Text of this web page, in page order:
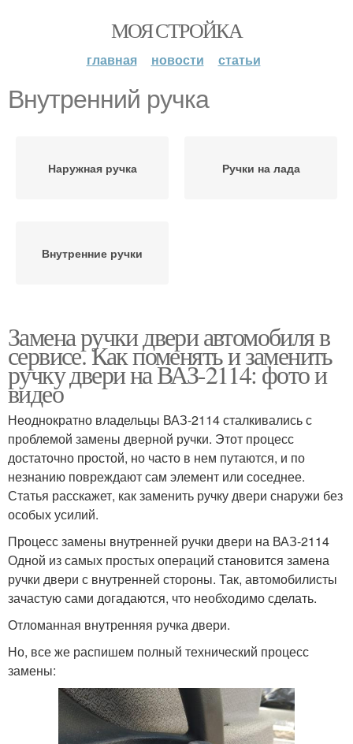
МОЯ СТРОЙКА
главная новости статьи
Внутренний ручка
Наружная ручка Ручки на лада
Внутренние ручки
Замена ручки двери автомобиля в
сервисе. Как поменять и заменить
ручку двери на ВАЗ-2114: фото и
видео
Неоднократно владельцы ВАЗ-2114 сталкивались с
проблемой замены дверной ручки. Этот процесс
достаточно простой, но часто в нем путаются, и по
незнанию повреждают сам элемент или соседнее.
Статья расскажет, как заменить ручку двери снаружи без
особых усилий.
Процесс замены внутренней ручки двери на ВАЗ-2114
Одной из самых простых операций становится замена
ручки двери с внутренней стороны. Так, автомобилисты
зачастую сами догадаются, что необходимо сделать.
Отломанная внутренняя ручка двери.
Но, все же распишем полный технический процесс
замены: